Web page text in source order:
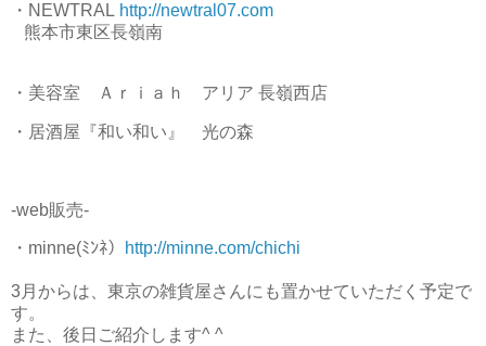
・NEWTRAL http://newtral07.com
熊本市東区長嶺南
・美容室 Ａｒｉａｈ アリア 長嶺西店
・居酒屋『和い和い』 光の森
-web販売-
・minne(ﾐﾝﾈ） http://minne.com/chichi
3月からは、東京の雑貨屋さんにも置かせていただく予定で
す。
また、後日ご紹介します^ ^